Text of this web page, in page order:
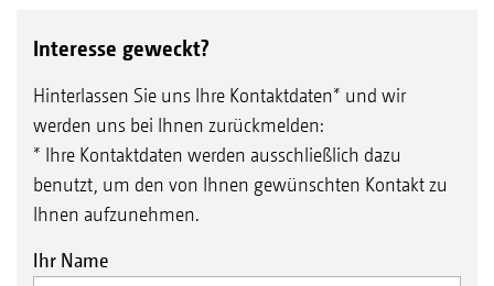
Interesse geweckt?
Hinterlassen Sie uns Ihre Kontaktdaten* und wir
werden uns bei Ihnen zurückmelden:
* Ihre Kontaktdaten werden ausschließlich dazu
benutzt, um den von Ihnen gewünschten Kontakt zu
Ihnen aufzunehmen.
Ihr Name